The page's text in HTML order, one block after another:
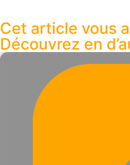
Cet article vous
Découvrez en